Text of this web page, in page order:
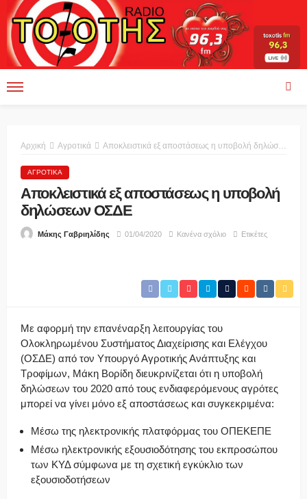
Αρχική Αγροτικά Αποκλειστικά εξ αποστάσεως η υποβολή δηλώσεων ΟΣΔΕ
ΑΓΡΟΤΙΚΆ
Αποκλειστικά εξ αποστάσεως η υποβολή
δηλώσεων ΟΣΔΕ
Μάκης Γαβριηλίδης 01/04/2020 Κανένα σχόλιο Ετικέτες
Με αφορμή την επανέναρξη λειτουργίας του
Ολοκληρωμένου Συστήματος Διαχείρισης και Ελέγχου
(ΟΣΔΕ) από τον Υπουργό Αγροτικής Ανάπτυξης και
Τροφίμων, Μάκη Βορίδη διευκρινίζεται ότι η υποβολή
δηλώσεων του 2020 από τους ενδιαφερόμενους αγρότες
μπορεί να γίνει μόνο εξ αποστάσεως και συγκεκριμένα:
Μέσω της ηλεκτρονικής πλατφόρμας του ΟΠΕΚΕΠΕ
Μέσω ηλεκτρονικής εξουσιοδότησης του εκπροσώπου
των ΚΥΔ σύμφωνα με τη σχετική εγκύκλιο των
εξουσιοδοτήσεων